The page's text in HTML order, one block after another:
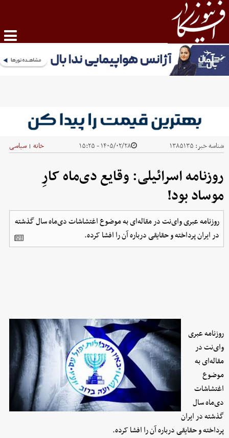
شناسه خبر: ۱۳۸۵۱۳۵ ۱۴۰۵/۰۲/۲۸ - ۱۵:۲۵ خانه | سیاسی
روزنامه اسرائیلی: وقایع دی‌ماه کارِ
موساد بود!
روزنامه عبری وای‌نت در مقاله‌ای به موضوع اغتشاشات دی‌ماه سال گذشته
در ایران پرداخته و حقایقی درباره آن را افشا کرده.
روزنامه عبری
وای‌نت در
مقاله‌ای به
موضوع
اغتشاشات
دی‌ماه سال
گذشته در ایران
پرداخته و حقایقی درباره آن را افشا کرده.